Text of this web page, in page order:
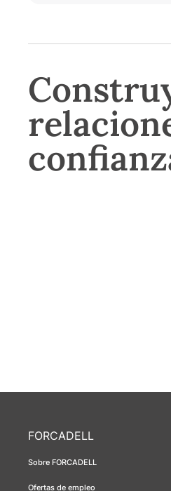
FORCADELL
Sobre FORCADELL
Ofertas de empleo